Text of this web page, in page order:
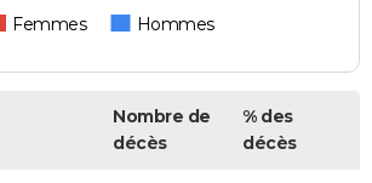
Femmes Hommes
Nombre de
décès
% des
décès